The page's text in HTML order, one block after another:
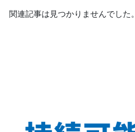
関連記事は見つかりませんでした。